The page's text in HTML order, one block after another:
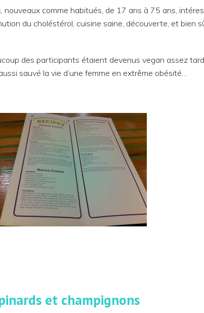
comme habitués, de 17 ans à 75 ans,
du choléstérol, cuisine saine, découverte, et bien
des participants étaient devenus vegan assez
sauvé la vie d’une femme en extrême obésité…
et champignons